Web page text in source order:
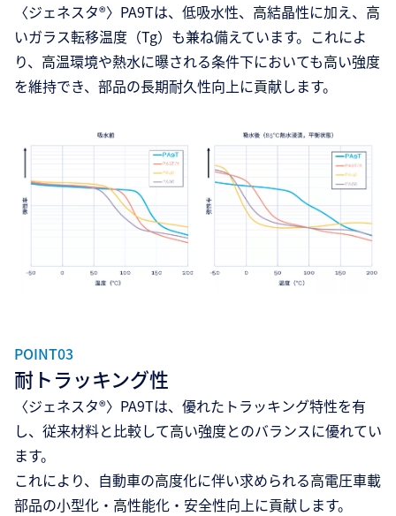
〈ジェネスタ®〉PA9Tは、低吸水性、高結晶性に加え、高
いガラス転移温度（Tg）も兼ね備えています。これによ
り、高温環境や熱水に曝される条件下においても高い強度
を維持でき、部品の長期耐久性向上に貢献します。
POINT03
耐トラッキング性
〈ジェネスタ®〉PA9Tは、優れたトラッキング特性を有
し、従来材料と比較して高い強度とのバランスに優れてい
ます。
これにより、自動車の高度化に伴い求められる高電圧車載
部品の小型化・高性能化・安全性向上に貢献します。